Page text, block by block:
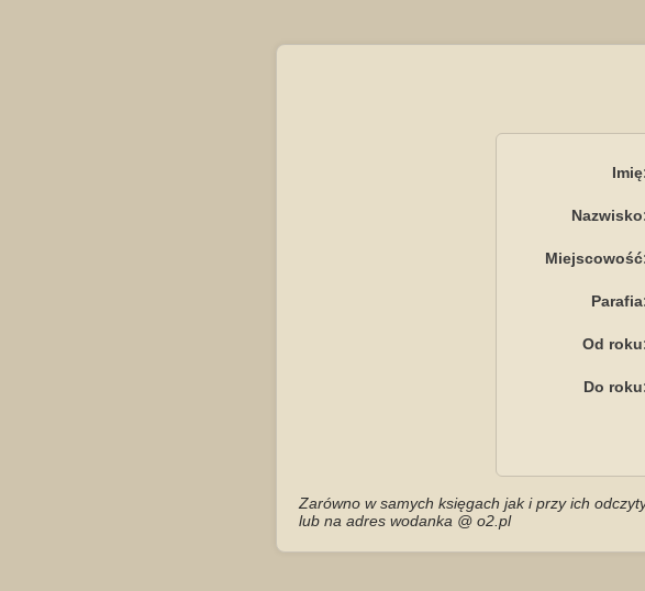
Od
Do
Zarówno w samych księgach jak i przy ich
lub na adres wodanka @ o2.pl